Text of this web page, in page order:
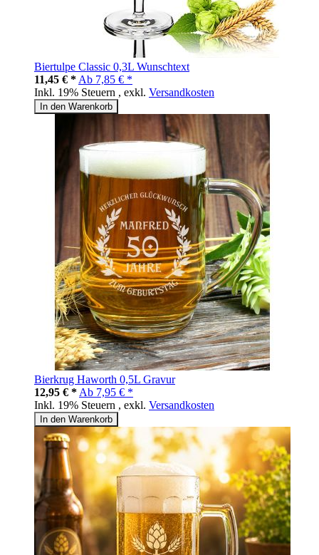
Biertulpe Classic 0,3L Wunschtext
11,45 € * Ab 7,85 € *
Inkl. 19% Steuern , exkl. Versandkosten
In den Warenkorb
Bierkrug Haworth 0,5L Gravur
12,95 € * Ab 7,95 € *
Inkl. 19% Steuern , exkl. Versandkosten
In den Warenkorb